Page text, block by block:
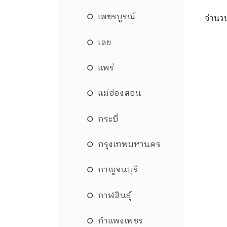
เพชรบูรณ์
เลย
แพร่
แม่ฮ่องสอน
กระบี่
กรุงเทพมหานคร
กาญจนบุรี
กาฬสินธุ์
กำแพงเพชร
จำน